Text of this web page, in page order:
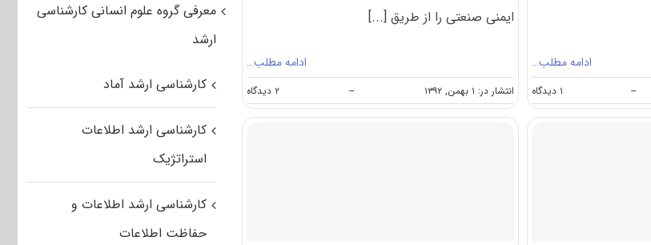
ادامه مطلب…
-- ۱ دیدگاه
دانلود
سوالات
ایمنی صنعتی را از طریق [...]
ادامه مطلب…
انتشار در: ۱ بهمن, ۱۳۹۲ -- ۲ دیدگاه
on
دانلود
سوالات
معرفی گروه علوم انسانی کارشناسی
ارشد
کارشناسی ارشد آماد
کارشناسی ارشد اطلاعات
استراتژیک
کارشناسی ارشد اطلاعات و
حفاظت اطلاعات